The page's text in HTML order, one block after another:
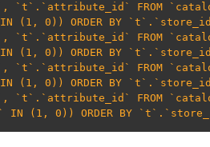
`t`.`attribute_id` FROM
(1, 0)) ORDER BY `t`.`store_id`
`t`.`attribute_id` FROM
(1, 0)) ORDER BY `t`.`store_id`
`t`.`attribute_id` FROM
(1, 0)) ORDER BY `t`.`store_id`
`t`.`attribute_id` FROM
IN (1, 0)) ORDER BY